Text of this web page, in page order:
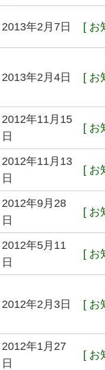
2013年2月7日 [ お
2013年2月4日 [ お
2012年11月15
日
[ お
2012年11月13
日
[ お
2012年9月28
日
[ お
2012年5月11
日
[ お
2012年2月3日 [ お
2012年1月27
日
[ お